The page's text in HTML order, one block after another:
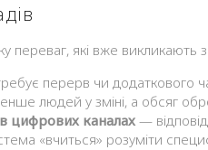
які вже викликають
перерв чи додаткового
людей у зміні, а обсяг
цифрових каналах —
«вчиться» розуміти